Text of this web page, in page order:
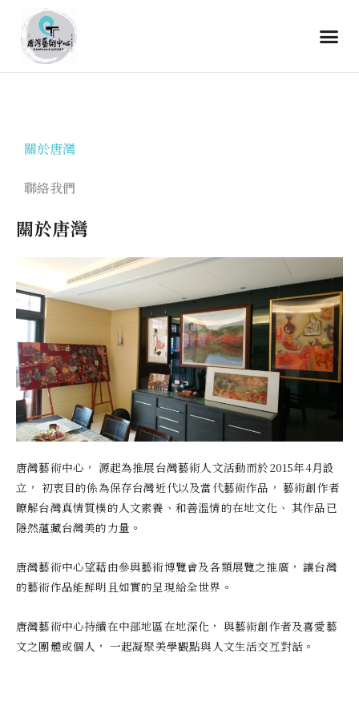
關於唐灣
聯絡我們
關於唐灣
唐灣藝術中心， 源起為推展台灣藝術人文活動而於2015年4月設
立， 初衷目的係為保存台灣近代以及當代藝術作品， 藝術創作者
瞭解台灣真情質樸的人文素養、和善溫情的在地文化、 其作品已
隱然蘊藏台灣美的力量。
唐灣藝術中心望藉由參與藝術博覽會及各類展覽之推廣， 讓台灣
的藝術作品能鮮明且如實的呈現給全世界。
唐灣藝術中心持續在中部地區在地深化， 與藝術創作者及喜愛藝
文之團體或個人， 一起凝聚美學觀點與人文生活交互對話。